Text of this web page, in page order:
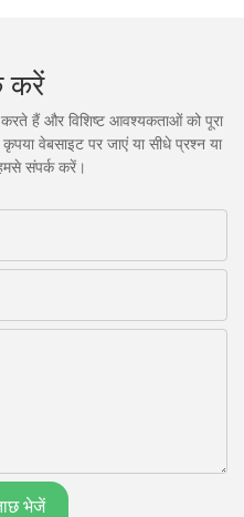
करें
हैं और विशिष्ट आवश्यकताओं को पूरा
वेबसाइट पर जाएं या सीधे प्रश्न या
संपर्क करें।
भेजें